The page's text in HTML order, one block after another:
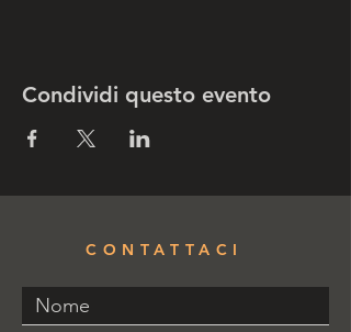
Condividi questo evento
CONTATTACI